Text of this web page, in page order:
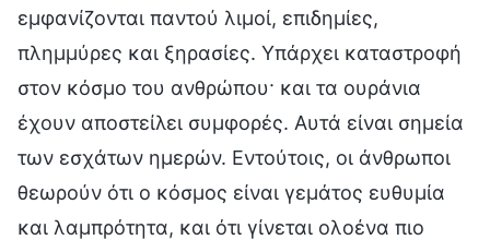
εμφανίζονται παντού λιμοί, επιδημίες,
πλημμύρες και ξηρασίες. Υπάρχει καταστροφή
στον κόσμο του ανθρώπου· και τα ουράνια
έχουν αποστείλει συμφορές. Αυτά είναι σημεία
των εσχάτων ημερών. Εντούτοις, οι άνθρωποι
θεωρούν ότι ο κόσμος είναι γεμάτος ευθυμία
και λαμπρότητα, και ότι γίνεται ολοένα πιο